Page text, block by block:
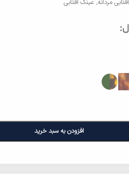
آفتابی مردانه, عینک آفتابی
افزودن به سبد خرید